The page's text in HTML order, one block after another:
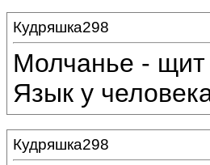
Кудряшка298
Молчанье - щит
Язык у
Кудряшка298